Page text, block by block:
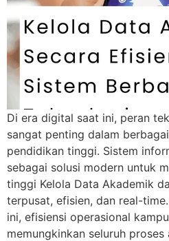
Di era digital saat ini, peran
sangat penting dalam
pendidikan tinggi. Sistem
sebagai solusi modern untuk
tinggi Kelola Data Akademik
terpusat, efisien, dan real-
ini, efisiensi operasional
memungkinkan seluruh